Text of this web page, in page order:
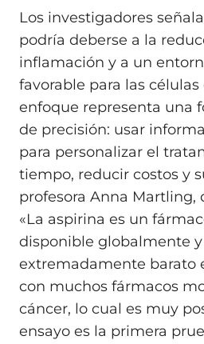
Los investigadores
podría deberse a la
inflamación y a un
favorable para las células
enfoque representa una
de precisión: usar
para personalizar el
tiempo, reducir costos y
profesora Anna Martling,
«La aspirina es un
disponible globalmente y
extremadamente barato
con muchos fármacos
cáncer, lo cual es muy
ensayo es la primera